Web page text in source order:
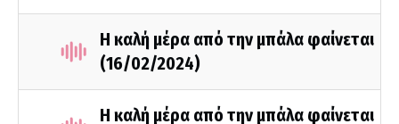
Η καλή μέρα από την μπάλα φαίνεται
(16/02/2024)
Η καλή μέρα από την μπάλα φαίνεται